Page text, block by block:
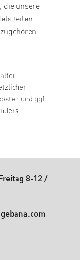
die unsere
teilen.
und ggf.
8-12 /